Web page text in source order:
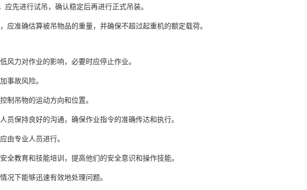
先进行试吊，确认稳定后再进行正式吊装。
准确估算被吊物品的重量，并确保不超过起重机的额定载荷。
力对作业的影响，必要时应停止作业。
事故风险。
吊物的运动方向和位置。
保持良好的沟通，确保作业指令的准确传达和执行。
由专业人员进行。
教育和技能培训，提高他们的安全意识和操作技能。
下能够迅速有效地处理问题。